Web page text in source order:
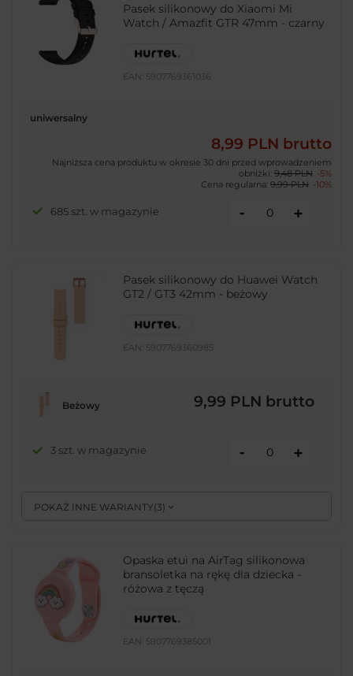
Pasek silikonowy do Xiaomi Mi
Watch / Amazfit GTR 47mm - czarny
EAN: 5907769361036
uniwersalny
8,99 PLN brutto
Najniższa cena produktu w okresie 30 dni przed wprowadzeniem
obniżki: 9,48 PLN -5%
Cena regularna: 9,99 PLN -10%
685 szt. w magazynie - +
Pasek silikonowy do Huawei Watch
GT2 / GT3 42mm - beżowy
EAN: 5907769360985
POKAŻ INNE WARIANTY(3)
Beżowy 9,99 PLN brutto
3 szt. w magazynie - +
Opaska etui na AirTag silikonowa
bransoletka na rękę dla dziecka -
różowa z tęczą
EAN: 5907769385001